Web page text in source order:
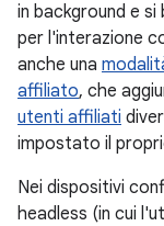
in background e
per l'interazione
anche una
affiliato, che
utenti affiliati
impostato il
Nei dispositivi
headless (in cui